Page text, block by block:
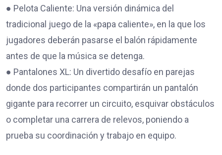
● Pelota Caliente: Una versión dinámica del
tradicional juego de la «papa caliente», en la que los
jugadores deberán pasarse el balón rápidamente
antes de que la música se detenga.
● Pantalones XL: Un divertido desafío en parejas
donde dos participantes compartirán un pantalón
gigante para recorrer un circuito, esquivar obstáculos
o completar una carrera de relevos, poniendo a
prueba su coordinación y trabajo en equipo.